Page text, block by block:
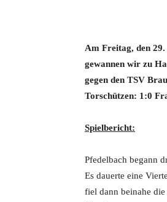
Am Freitag, den
gewannen wir zu
gegen den TSV
Torschützen: 1:0
Spielbericht:
Pfedelbach begann
Es dauerte eine
fiel dann beinahe